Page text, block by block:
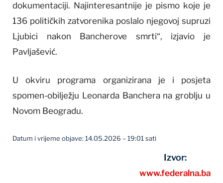
dokumentaciji. Najinteresantnije je pismo koje je
136 političkih zatvorenika poslalo njegovoj supruzi
Ljubici nakon Bancherove smrti“, izjavio je
Pavljašević.
U okviru programa organizirana je i posjeta
spomen-obilježju Leonarda Banchera na groblju u
Novom Beogradu.
Datum i vrijeme objave: 14.05.2026 – 19:01 sati
Izvor:
www.federalna.ba